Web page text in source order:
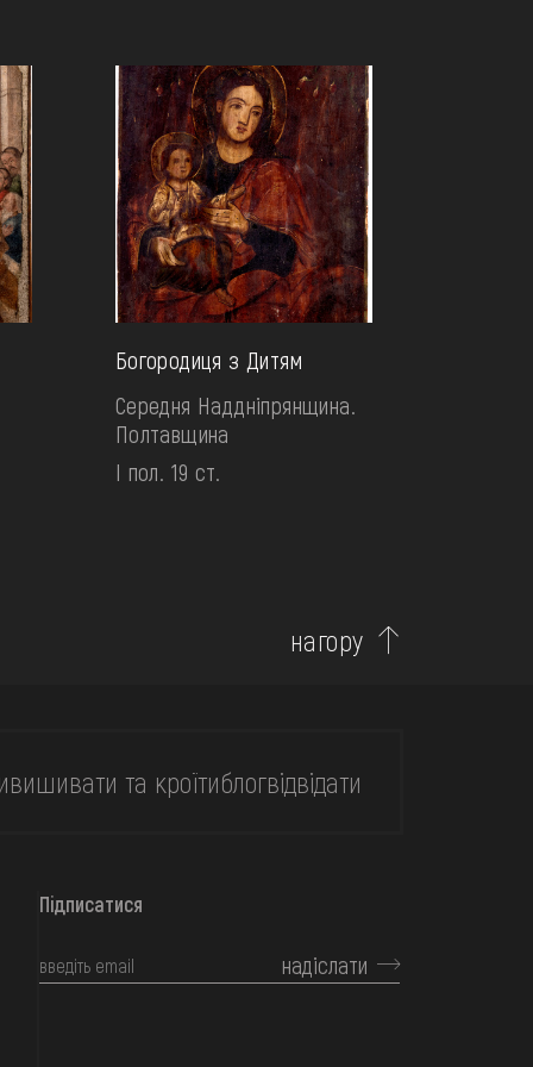
Богородиця з Дитям
Середня Наддніпрянщина.
Полтавщина
І пол. 19 ст.
нагору
вишивати та кроїтиблогвідвідати
Підписатися
надіслати